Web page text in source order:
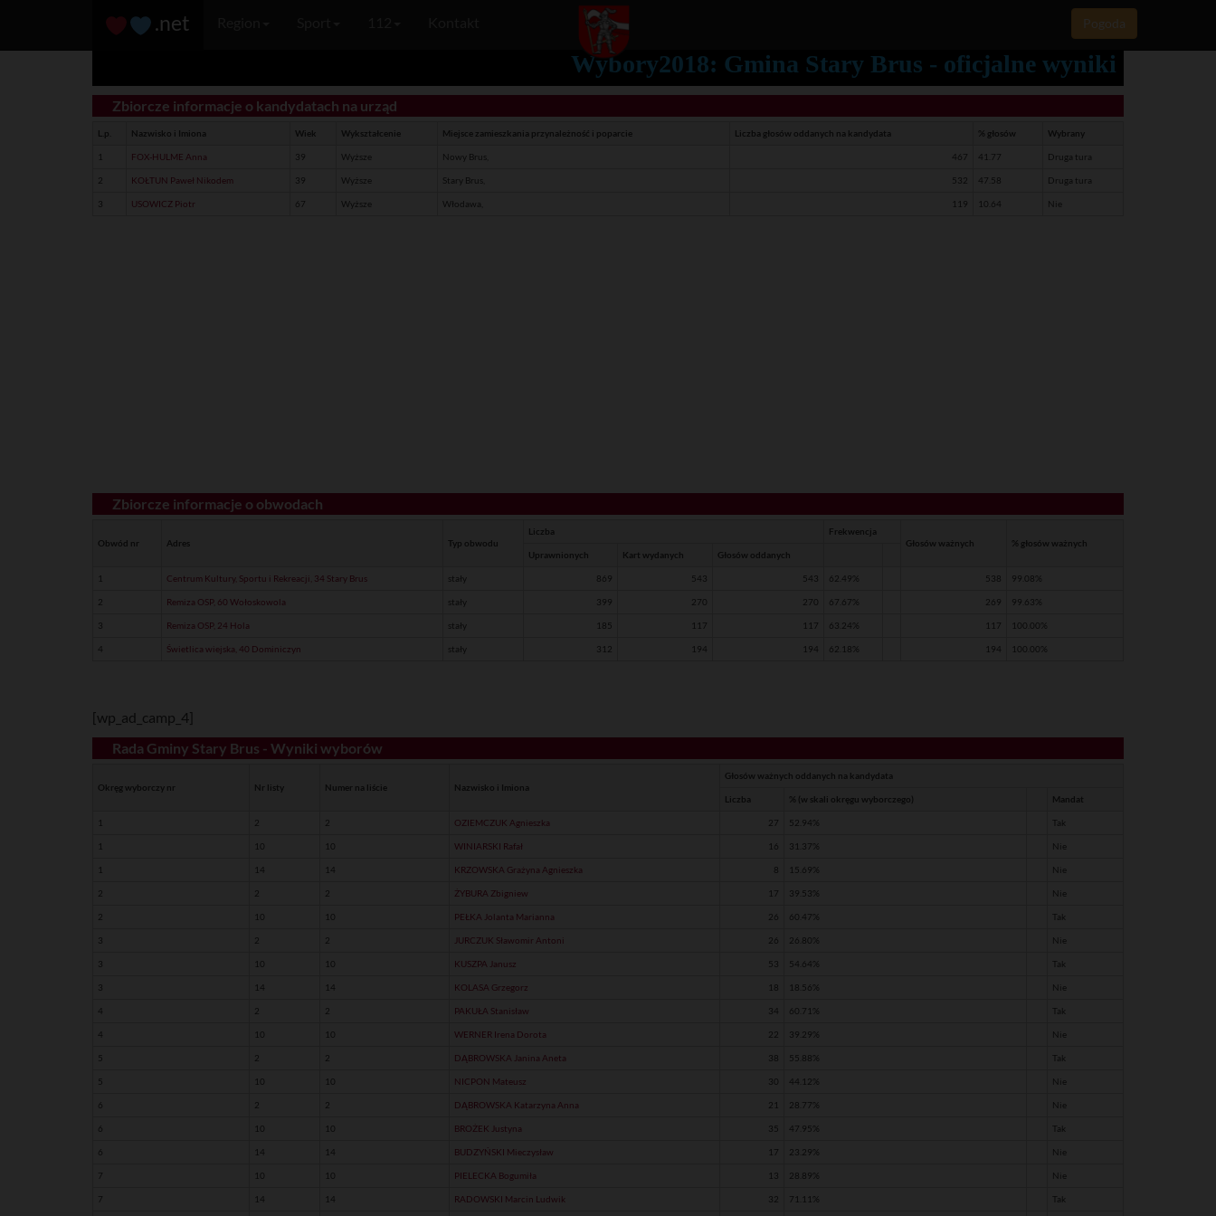
.net Pogoda
Wybory2018: Gmina Stary Brus - oficjalne wyniki
Zbiorcze informacje o kandydatach na urząd
L.p. Nazwisko i Imiona Wiek Wykształcenie Miejsce zamieszkania przynależność i poparcie Liczba głosów oddanych na kandydata % głosów Wybrany
1 FOX-HULME Anna 39 Wyższe Nowy Brus, 467 41.77 Druga tura
2 KOŁTUN Paweł Nikodem 39 Wyższe Stary Brus, 532 47.58 Druga tura
3 USOWICZ Piotr 67 Wyższe Włodawa, 119 10.64 Nie
Zbiorcze informacje o obwodach
Obwód nr Adres Typ obwodu
Liczba
Frekwencja
Głosów ważnych
% głosów ważnych
Uprawnionych
Kart wydanych Głosów oddanych
1 Centrum Kultury, Sportu i Rekreacji, 34 Stary Brus stały 869 543 543 62.49% 538 99.08%
2 Remiza OSP, 60 Wołoskowola stały 399 270 270 67.67% 269 99.63%
3 Remiza OSP, 24 Hola stały 185 117 117 63.24% 117 100.00%
4 Świetlica wiejska, 40 Dominiczyn stały 312 194 194 62.18% 194 100.00%
[wp_ad_camp_4]
Rada Gminy Stary Brus - Wyniki wyborów
Okręg wyborczy nr Nr listy Numer na liście Nazwisko i Imiona
Głosów ważnych oddanych na kandydata
Liczba % (w skali okręgu wyborczego) Mandat
1 2 2 OZIEMCZUK Agnieszka 27 52.94% Tak
1 10 10 WINIARSKI Rafał 16 31.37% Nie
1 14 14 KRZOWSKA Grażyna Agnieszka 8 15.69% Nie
2 2 2 ŻYBURA Zbigniew 17 39.53% Nie
2 10 10 PEŁKA Jolanta Marianna 26 60.47% Tak
3 2 2 JURCZUK Sławomir Antoni 26 26.80% Nie
3 10 10 KUSZPA Janusz 53 54.64% Tak
3 14 14 KOLASA Grzegorz 18 18.56% Nie
4 2 2 PAKUŁA Stanisław 34 60.71% Tak
4 10 10 WERNER Irena Dorota 22 39.29% Nie
5 2 2 DĄBROWSKA Janina Aneta 38 55.88% Tak
5 10 10 NICPON Mateusz 30 44.12% Nie
6 2 2 DĄBROWSKA Katarzyna Anna 21 28.77% Nie
6 10 10 BROŻEK Justyna 35 47.95% Tak
6 14 14 BUDZYŃSKI Mieczysław 17 23.29% Nie
7 10 10 PIELECKA Bogumiła 13 28.89% Nie
7 14 14 RADOWSKI Marcin Ludwik 32 71.11% Tak